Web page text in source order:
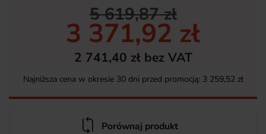
5 619,87 zł
3 371,92 zł
2 741,40 zł bez VAT
Najniższa cena w okresie 30 dni przed promocją: 3 259,52 zł
Porównaj produkt